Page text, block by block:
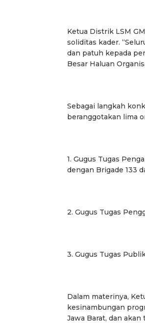
Ketua Distrik LSM
soliditas kader.
dan patuh kepada
Besar Haluan
Sebagai langkah
beranggotakan lima
1. Gugus Tugas
dengan Brigade 133
2. Gugus Tugas
3. Gugus Tugas
Dalam materinya,
kesinambungan
Jawa Barat, dan